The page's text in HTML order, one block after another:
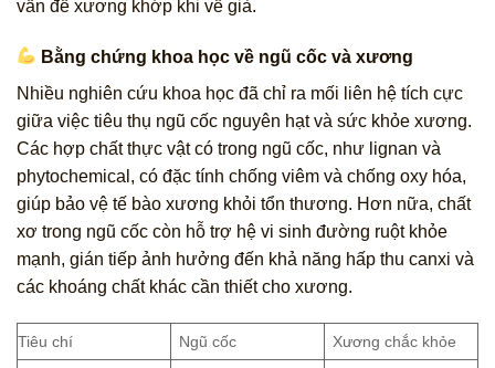
vấn đề xương khớp khi về già.
Bằng chứng khoa học về ngũ cốc và xương
Nhiều nghiên cứu khoa học đã chỉ ra mối liên hệ tích cực
giữa việc tiêu thụ ngũ cốc nguyên hạt và sức khỏe xương.
Các hợp chất thực vật có trong ngũ cốc, như lignan và
phytochemical, có đặc tính chống viêm và chống oxy hóa,
giúp bảo vệ tế bào xương khỏi tổn thương. Hơn nữa, chất
xơ trong ngũ cốc còn hỗ trợ hệ vi sinh đường ruột khỏe
mạnh, gián tiếp ảnh hưởng đến khả năng hấp thu canxi và
các khoáng chất khác cần thiết cho xương.
Tiêu chí Ngũ cốc Xương chắc khỏe